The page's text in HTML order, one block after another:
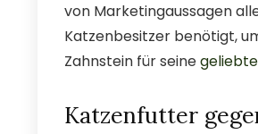
von Marketingaussagen
Katzenbesitzer benötigt,
Zahnstein für seine
Katzenfutter